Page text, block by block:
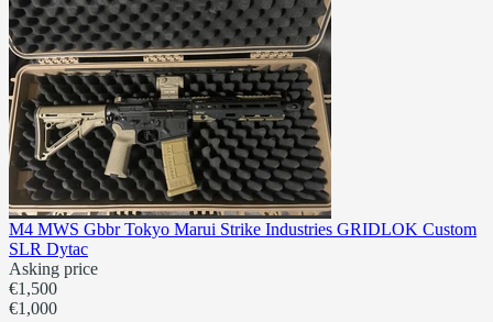
M4 MWS Gbbr Tokyo Marui Strike Industries GRIDLOK Custom
SLR Dytac
Asking price
€1,500
€1,000